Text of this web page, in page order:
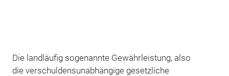
Die landläufig sogenannte Gewährleistung, also
die verschuldensunabhängige gesetzliche